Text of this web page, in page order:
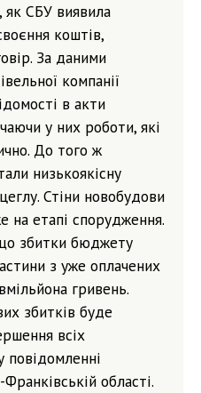
як СБУ виявила
коштів,
За даними
компанії
в акти
у них роботи, які
До того ж
низькоякісну
Стіни новобудови
на етапі спорудження.
збитки бюджету
з уже оплачених
гривень.
збитків буде
всіх
повідомленні
області.